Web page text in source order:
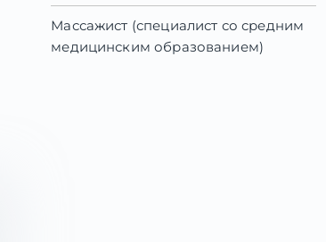
Массажист (специалист со средним
медицинским образованием)